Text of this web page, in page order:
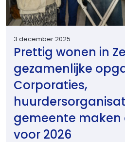
3 december 2025
Prettig wonen in
gezamenlijke
Corporaties,
gemeente maken
voor 2026